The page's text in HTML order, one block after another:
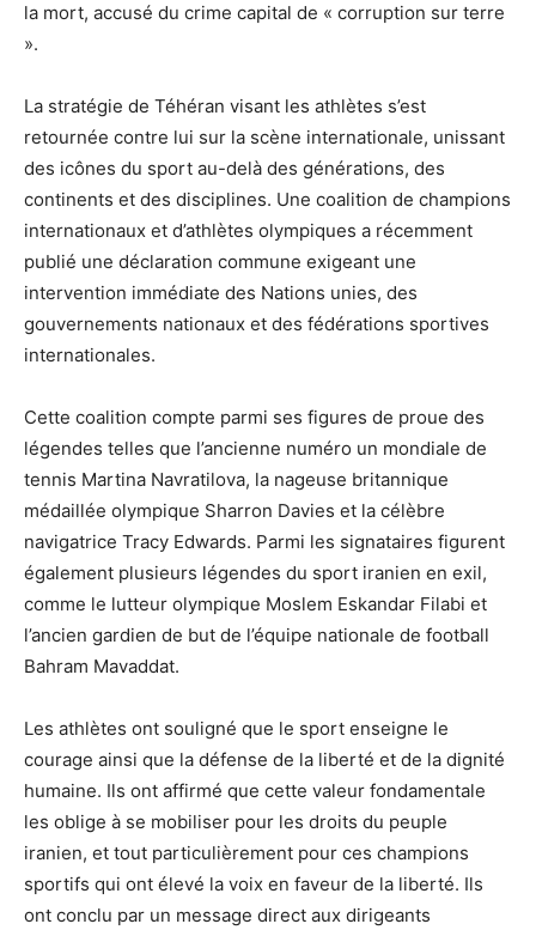
la mort, accusé du crime capital de « corruption sur terre
».
La stratégie de Téhéran visant les athlètes s’est
retournée contre lui sur la scène internationale, unissant
des icônes du sport au-delà des générations, des
continents et des disciplines. Une coalition de champions
internationaux et d’athlètes olympiques a récemment
publié une déclaration commune exigeant une
intervention immédiate des Nations unies, des
gouvernements nationaux et des fédérations sportives
internationales.
Cette coalition compte parmi ses figures de proue des
légendes telles que l’ancienne numéro un mondiale de
tennis Martina Navratilova, la nageuse britannique
médaillée olympique Sharron Davies et la célèbre
navigatrice Tracy Edwards. Parmi les signataires figurent
également plusieurs légendes du sport iranien en exil,
comme le lutteur olympique Moslem Eskandar Filabi et
l’ancien gardien de but de l’équipe nationale de football
Bahram Mavaddat.
Les athlètes ont souligné que le sport enseigne le
courage ainsi que la défense de la liberté et de la dignité
humaine. Ils ont affirmé que cette valeur fondamentale
les oblige à se mobiliser pour les droits du peuple
iranien, et tout particulièrement pour ces champions
sportifs qui ont élevé la voix en faveur de la liberté. Ils
ont conclu par un message direct aux dirigeants